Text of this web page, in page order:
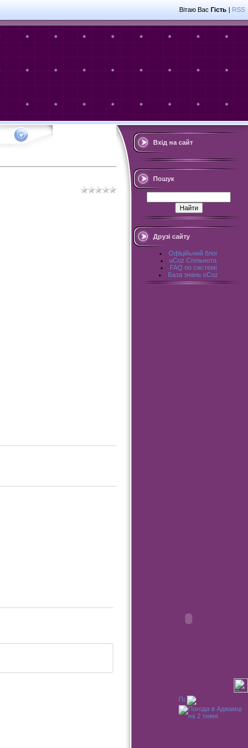
Вітаю Вас Гість | RSS
Вхід на сайт
Пошук
Друзі сайту
Офіційьний блог
uCoz Спільнота
FAQ по системі
База знань uCoz